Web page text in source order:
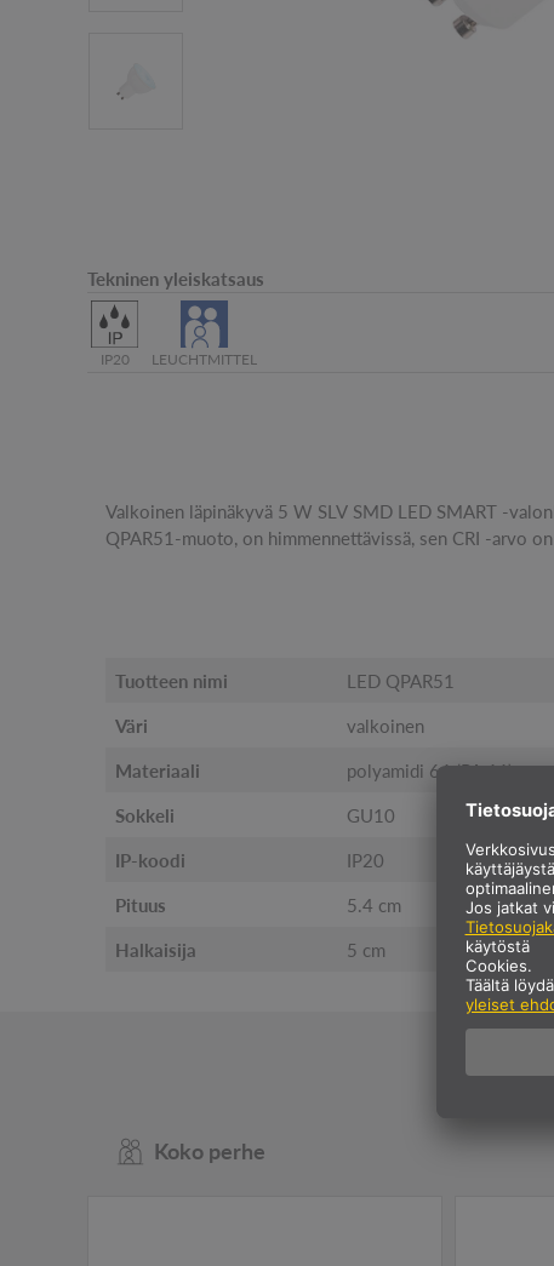
Tekninen yleiskatsaus
IP20 LEUCHTMITTEL
Valkoinen läpinäkyvä 5 W SLV SMD LED SMART -
QPAR51-muoto, on himmennettävissä, sen CRI -arvo
lumenia ja sen käyttöikä on 25 000 tuntia. Tämän
Tuotteen nimi LED QPAR51
Väri valkoinen
Materiaali polyamidi 66 (PA 66)
Sokkeli GU10
IP-koodi IP20
Pituus 5.4 cm
Halkaisija 5 cm
Koko perhe